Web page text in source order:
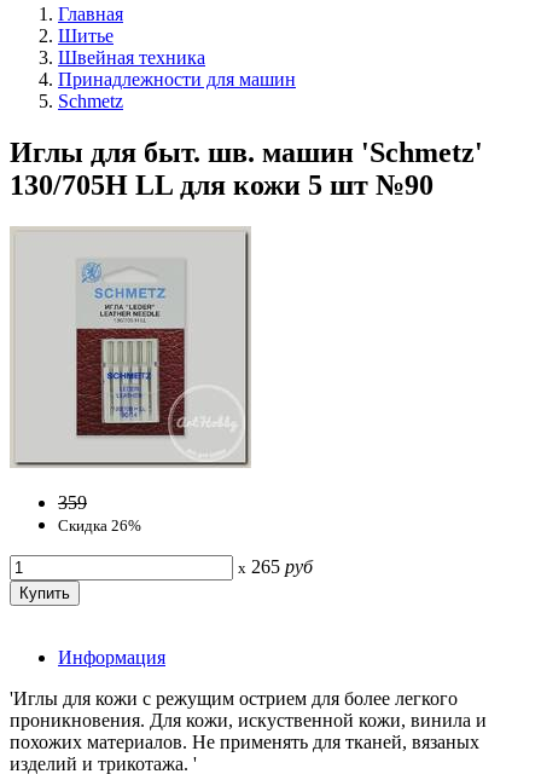
Главная
Шитье
Швейная техника
Принадлежности для машин
Schmetz
Иглы для быт. шв. машин 'Schmetz'
130/705Н LL для кожи 5 шт №90
359
Скидка 26%
x 265 руб
Информация
'Иглы для кожи с режущим острием для более легкого
проникновения. Для кожи, искуственной кожи, винила и
похожих материалов. Не применять для тканей, вязаных
изделий и трикотажа. '